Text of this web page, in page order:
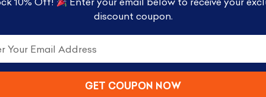
discount coupon.
GET COUPON NOW